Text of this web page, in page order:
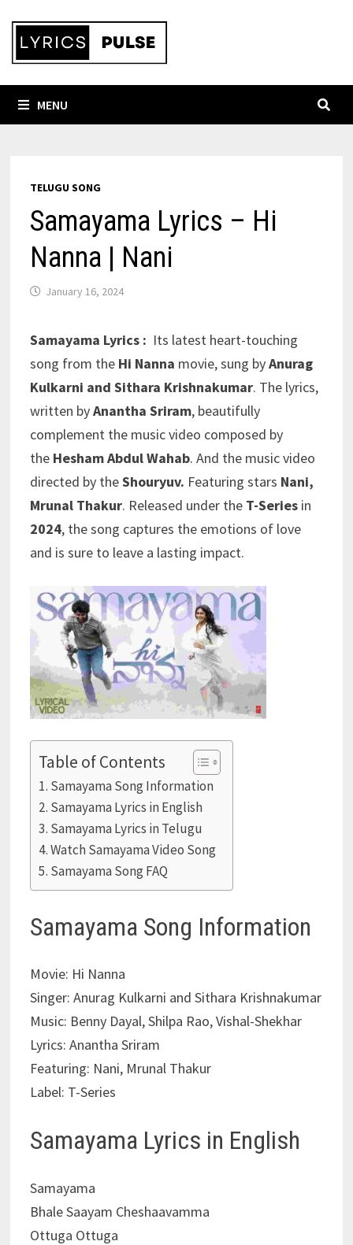
content
MENU
TELUGU SONG
Samayama Lyrics – Hi
Nanna | Nani
January 16, 2024
Samayama Lyrics : Its latest heart-touching
song from theHi Nanna movie, sung byAnurag
Kulkarni and Sithara Krishnakumar. The lyrics,
written byAnantha Sriram, beautifully
complement the music video composed by
the Hesham Abdul Wahab. And the music video
directed by theShouryuv. Featuring stars Nani,
Mrunal Thakur. Released under the T-Seriesin
2024, the song captures the emotions of love
and is sure to leave a lasting impact.
Table of Contents
Samayama Song Information
Samayama Lyrics in English
Samayama Lyrics in Telugu
Watch Samayama Video Song
Samayama Song FAQ
Samayama Song Information
Movie: Hi Nanna
Singer: Anurag Kulkarni and Sithara Krishnakumar
Music: Benny Dayal, Shilpa Rao, Vishal-Shekhar
Lyrics: Anantha Sriram
Featuring: Nani, Mrunal Thakur
Label: T-Series
Samayama Lyrics in English
Samayama
Bhale Saayam Cheshaavamma
Ottuga Ottuga